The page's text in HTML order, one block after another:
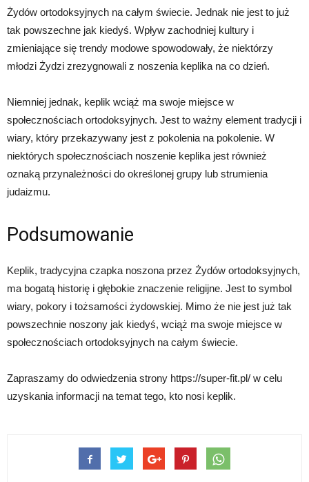
Żydów ortodoksyjnych na całym świecie. Jednak nie jest to już
tak powszechne jak kiedyś. Wpływ zachodniej kultury i
zmieniające się trendy modowe spowodowały, że niektórzy
młodzi Żydzi zrezygnowali z noszenia keplika na co dzień.
Niemniej jednak, keplik wciąż ma swoje miejsce w
społecznościach ortodoksyjnych. Jest to ważny element tradycji i
wiary, który przekazywany jest z pokolenia na pokolenie. W
niektórych społecznościach noszenie keplika jest również
oznaką przynależności do określonej grupy lub strumienia
judaizmu.
Podsumowanie
Keplik, tradycyjna czapka noszona przez Żydów ortodoksyjnych,
ma bogatą historię i głębokie znaczenie religijne. Jest to symbol
wiary, pokory i tożsamości żydowskiej. Mimo że nie jest już tak
powszechnie noszony jak kiedyś, wciąż ma swoje miejsce w
społecznościach ortodoksyjnych na całym świecie.
Zapraszamy do odwiedzenia strony https://super-fit.pl/ w celu
uzyskania informacji na temat tego, kto nosi keplik.